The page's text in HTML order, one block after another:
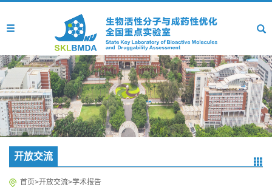
开放交流
首页>开放交流>学术报告